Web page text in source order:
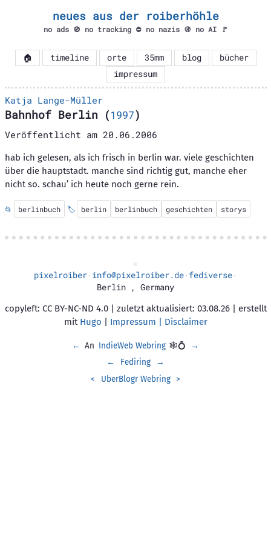
neues aus der roiberhöhle
no ads 🚫 no tracking ⛔ no nazis 🚯 no AI 🚩
🏠 timeline orte 35mm blog
bücher
impressum
Katja Lange-Müller
Bahnhof Berlin(1997)
Veröffentlicht am 20.06.2006
hab ich gelesen, als ich frisch in berlin war. viele geschichten
über die hauptstadt. manche sind richtig gut, manche eher
nicht so. schau’ ich heute noch gerne rein.
📂 berlinbuch 🏷️ berlin berlinbuch geschichten storys
pixelroiber· info@pixelroiber.de· fediverse·
Berlin , Germany
copyleft: CC BY-NC-ND 4.0 | zuletzt aktualisiert: 03.08.26 | erstellt
mit Hugo | Impressum | Disclaimer
← An IndieWeb Webring 🕸💍
→
←
Fediring
→
<
UberBlogr Webring >